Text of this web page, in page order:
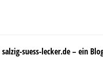
salzig-suess-lecker.de – ein